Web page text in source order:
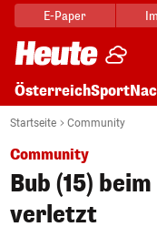
E-Paper
ÖsterreichSport
Startseite Community
Community
Bub (15)
verletzt